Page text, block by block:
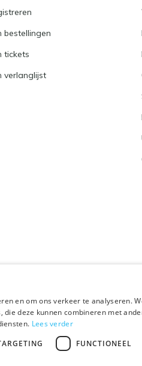
bestellingen
tickets
verlanglijst
xPlus+
en om ons verkeer te analyseren.
deze kunnen combineren met
Lees verder
FUNCTIONEEL